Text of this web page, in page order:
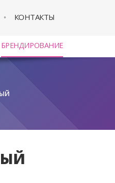
КОНТАКТЫ
БРЕНДИРОВАНИЕ